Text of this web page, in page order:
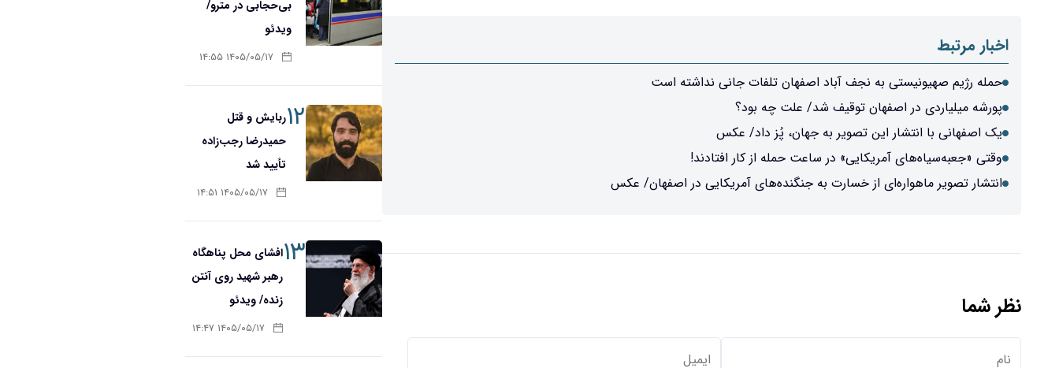
اخبار مرتبط
حمله رژیم صهیونیستی به نجف آباد اصفهان تلفات جانی نداشته است
پورشه میلیاردی در اصفهان توقیف شد/ علت چه بود؟
یک اصفهانی با انتشار این تصویر به جهان، پُز داد/ عکس
وقتی «جعبه‌سیاه‌های آمریکایی» در ساعت حمله از کار افتادند!
انتشار تصویر ماهواره‌ای از خسارت به جنگنده‌های آمریکایی در اصفهان/ عکس
نظر شما
بی‌حجابی در مترو/
ویدئو
۱۴۰۵/۰۵/۱۷ ۱۴:۵۵
۱۲ربایش و قتل
حمیدرضا رجب‌زاده
تأیید شد
۱۴۰۵/۰۵/۱۷ ۱۴:۵۱
۱۳افشای محل پناهگاه‌
رهبر شهید روی آنتن
زنده/ ویدئو
۱۴۰۵/۰۵/۱۷ ۱۴:۴۷